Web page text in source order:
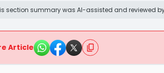
section summary was AI-assisted and reviewed
Article